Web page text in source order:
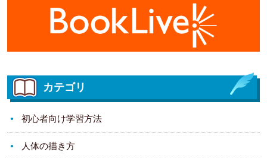
カテゴリ
初心者向け学習方法
人体の描き方